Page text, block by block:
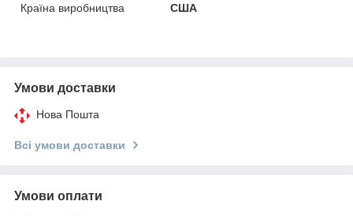
Країна виробництва
США
Умови доставки
Нова Пошта
Всі умови доставки
Умови оплати